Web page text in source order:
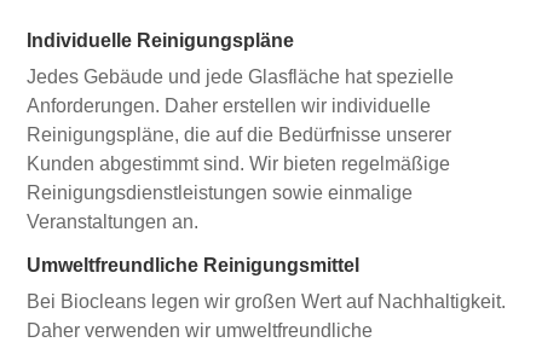
Individuelle Reinigungspläne
Jedes Gebäude und jede Glasfläche hat spezielle
Anforderungen. Daher erstellen wir individuelle
Reinigungspläne, die auf die Bedürfnisse unserer
Kunden abgestimmt sind. Wir bieten regelmäßige
Reinigungsdienstleistungen sowie einmalige
Veranstaltungen an.
Umweltfreundliche Reinigungsmittel
Bei Biocleans legen wir großen Wert auf Nachhaltigkeit.
Daher verwenden wir umweltfreundliche